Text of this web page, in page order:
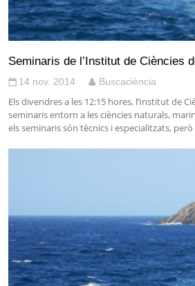
Seminaris de l’Institut de Ciències
14 nov. 2014 Buscaciència
Els divendres a les 12:15 hores, l’Institut de
seminaris entorn a les ciències naturals,
els seminaris són tècnics i especialitzats, però